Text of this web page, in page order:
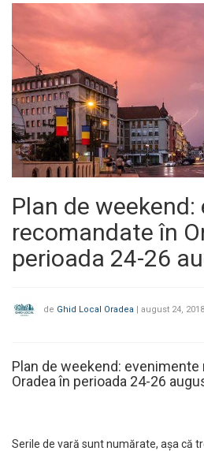
Plan de
recomandate în
perioada 24-26
de Ghid Local Oradea | august 24, 2018
Plan de weekend:
Oradea în perioada 24-26
Serile de vară sunt numărate, așa că